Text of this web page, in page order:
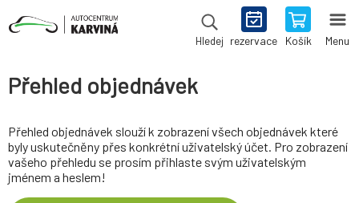
Hledej rezervace Košík Menu
Přehled objednávek
Přehled objednávek slouží k zobrazení všech objednávek které
byly uskutečněny přes konkrétní uživatelský účet. Pro zobrazení
vašeho přehledu se prosím přihlaste svým uživatelským
jménem a heslem!